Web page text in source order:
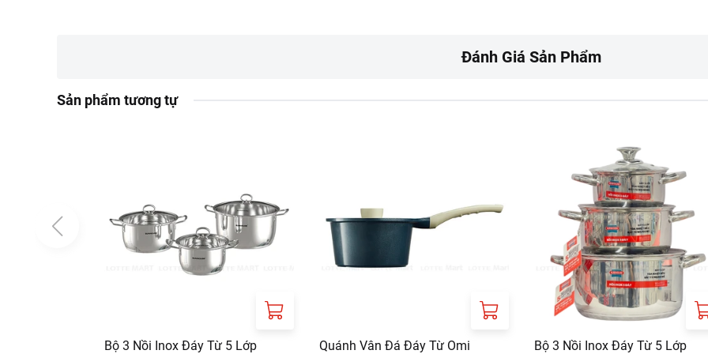
Đánh Giá Sản Phẩm
Sản phẩm tương tự
Bộ 3 Nồi Inox Đáy Từ 5 Lớp Quánh Vân Đá Đáy Từ Omi Bộ 3 Nồi Inox Đáy Từ 5 Lớp